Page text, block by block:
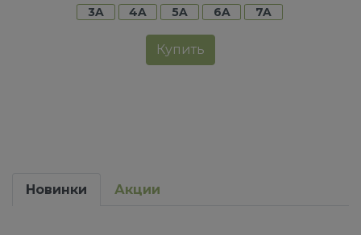
3A
4A 5A 6A 7A
Купить
Новинки Акции